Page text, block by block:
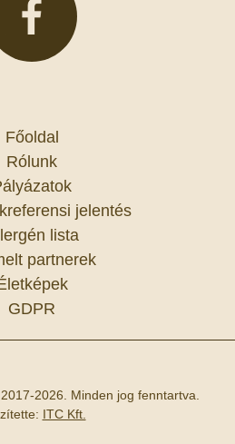
Főoldal
Rólunk
jelentés
lista
partnerek
GDPR
2026. Minden jog fenntartva.
ITC Kft.